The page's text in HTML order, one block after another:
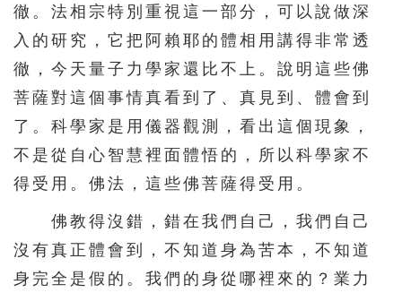
徹。法相宗特別重視這一部分，可以說做深
入的研究，它把阿賴耶的體相用講得非常透
徹，今天量子力學家還比不上。說明這些佛
菩薩對這個事情真看到了、真見到、體會到
了。科學家是用儀器觀測，看出這個現象，
不是從自心智慧裡面體悟的，所以科學家不
得受用。佛法，這些佛菩薩得受用。
佛教得沒錯，錯在我們自己，我們自己
沒有真正體會到，不知道身為苦本，不知道
身完全是假的。我們的身從哪裡來的？業力